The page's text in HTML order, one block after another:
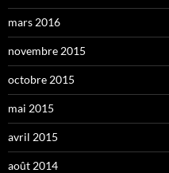
mars 2016
novembre 2015
octobre 2015
mai 2015
avril 2015
août 2014